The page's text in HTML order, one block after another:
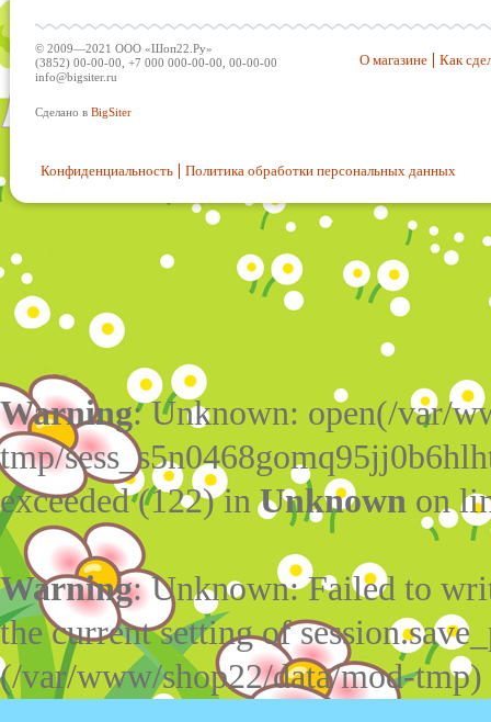
© 2009—2021 ООО «Шоп22.Ру»
(3852) 00-00-00, +7 000 000-00-00, 00-00-00
info@bigsiter.ru
Сделано в BigSiter
О магазине Как
Конфиденциальность Политика обработки персональных данных
Warning: Unknown: open(/var/
tmp/
exceeded (122) inUnknown on
Warning: Unknown: Failed to
the current setting of
(/var/www/shop22/data/mod-